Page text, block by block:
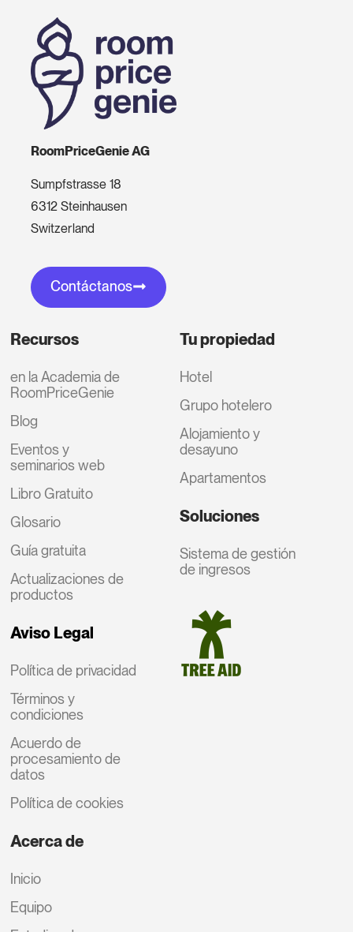
RoomPriceGenie AG
Sumpfstrasse 18
6312 Steinhausen
Switzerland
Contáctanos
Recursos
en la Academia de
RoomPriceGenie
Blog
Eventos y
seminarios web
Libro Gratuito
Glosario
Guía gratuita
Actualizaciones de
productos
Aviso Legal
Política de privacidad
Términos y
condiciones
Acuerdo de
procesamiento de
datos
Política de cookies
Tu propiedad
Hotel
Grupo hotelero
Alojamiento y
desayuno
Apartamentos
Soluciones
Sistema de gestión
de ingresos
Acerca de
Inicio
Equipo